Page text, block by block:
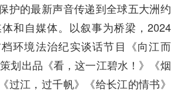
护的最新声音传递到全球五大洲约
和自媒体。以叙事为桥梁，2024
环境法治纪实谈话节目《向江而
划出品《看，这一江碧水！》《烟
过江，过千帆》《给长江的情书》